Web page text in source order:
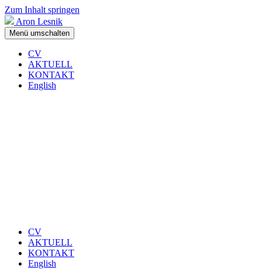
Zum Inhalt springen
Aron Lesnik
Menü umschalten
CV
AKTUELL
KONTAKT
English
CV
AKTUELL
KONTAKT
English